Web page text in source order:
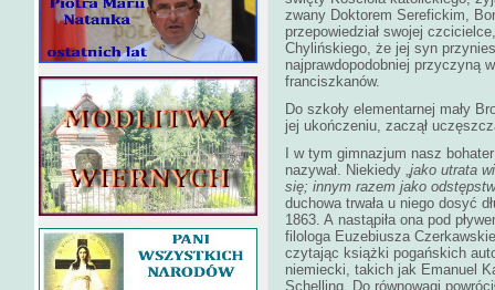
zwany Doktorem Serefickim,
przepowiedział swojej
Chylińskiego, że jej syn
najprawdopodobniej przyczyną
franciszkanów.
Do szkoły elementarnej mały
jej ukończeniu, zaczął
I w tym gimnazjum nasz
nazywał. Niekiedy „jako utrata
się; innym razem jako
duchowa trwała u niego dosyć
1863. A nastąpiła ona pod
filologa Euzebiusza
czytając książki pogańskich
niemiecki, takich jak Emanuel
Schelling. Do równowagi